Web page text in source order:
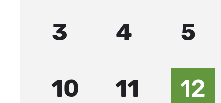
3 4
5
10
11
12